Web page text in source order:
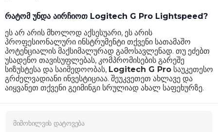
რატომ უნდა აირჩიოთ Logitech G Pro Lightspeed?
ეს არ არის მხოლოდ აქსესუარი, ეს არის
პროფესიონალური ინსტრუმენტი თქვენი სათამაშო
პოტენციალის მაქსიმალურად გამოსავლენად. თუ ეძებთ
უსადენო თავისუფლებას, კომპრომისების გარეშე
სიზუსტესა და საიმედოობას, Logitech G Pro საუკეთესო
გრძელვადიანი ინვესტიციაა. შეუკვეთეთ ახლავე და
აიყვანეთ თქვენი გეიმინგი სრულიად ახალ საფეხურზე.